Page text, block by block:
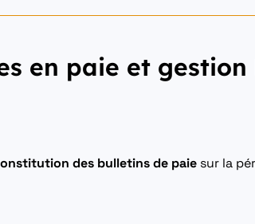
en paie et gestion
des bulletins de paie sur la